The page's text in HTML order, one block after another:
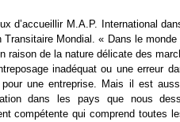
d’accueillir M.A.P. International
Mondial. « Dans le
raison de la nature délicate des
inadéquat ou une erreur
pour une entreprise. Mais il est
dans les pays que nous
compétente qui comprend toutes